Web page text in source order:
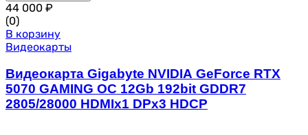
44 000 ₽
(0)
В корзину
Видеокарты
Видеокарта Gigabyte NVIDIA GeForce RTX
5070 GAMING OC 12Gb 192bit GDDR7
2805/28000 HDMIx1 DPx3 HDCP